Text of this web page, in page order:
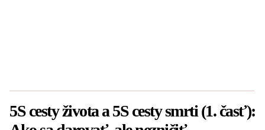
Jakub Tužinský
27. januára 2026 Spoločnosť